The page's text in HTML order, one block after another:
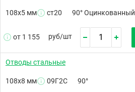
108х5 мм ст20 90° Оцинкованный
от 1 155 руб/шт
Отводы стальные
108х8 мм 09Г2С 90°